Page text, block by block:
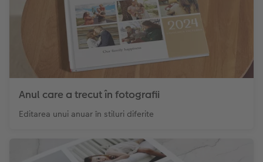
Anul care a trecut în fotografii
Editarea unui anuar în stiluri diferite